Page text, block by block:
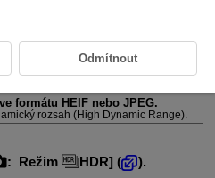
snímku vytváří režim snímání
detailů v těchto oblastech
v širokém rozsahu expozic na
formátu HEIF nebo JPEG.
rozsah (High Dynamic Range).
: Režim HDR] (
).
Odmítnout